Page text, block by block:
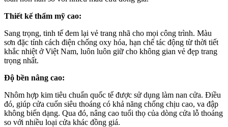
Thiết kế thẩm mỹ cao:
Sang trọng, tinh tế đem lại vẻ trang nhã cho mọi công trình. Màu
sơn đặc tính cách điện chống oxy hóa, hạn chế tác động từ thời tiết
khắc nhiệt ở Việt Nam, luôn luôn giữ cho không gian vẻ đẹp trang
trọng nhất.
Độ bền nâng cao:
Nhôm hợp kim tiêu chuẩn quốc tế được sử dụng làm nan cửa. Điều
đó, giúp cửa cuốn siêu thoáng có khả năng chống chịu cao, va đập
không biến dạng. Qua đó, nâng cao tuổi thọ của dòng cửa lỗ thoáng
so với nhiều loại cửa khác đồng giá.